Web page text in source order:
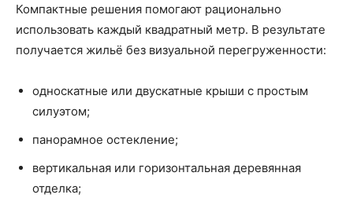
Компактные решения помогают рационально
использовать каждый квадратный метр. В результате
получается жильё без визуальной перегруженности:
односкатные или двускатные крыши с простым
силуэтом;
панорамное остекление;
вертикальная или горизонтальная деревянная
отделка;